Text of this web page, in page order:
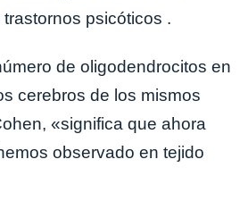
psicóticos .
de oligodendrocitos en
cerebros de los mismos
«significa que ahora
observado en tejido